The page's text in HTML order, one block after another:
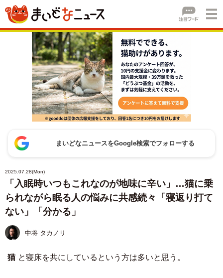
まいどなニュースをGoogle検索でフォローする
2025.07.28(Mon)
「入眠時いつもこれなのが地味に辛い」…猫に乗
られながら眠る人の悩みに共感続々「寝返り打て
ない」「分かる」
中将 タカノリ
猫 と寝床を共にしているという方は多いと思う。